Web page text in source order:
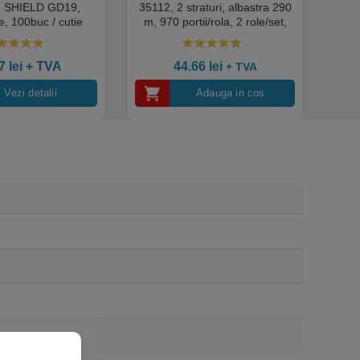
GD19,
100buc / cutie
HoReCa,
industrial,
premium
lei+ TVA
Vezi detalii
35112, 2 straturi, albastra 290
m, 970 portii/rola, 2 role/set,
certificata pentru industria
alimentara, Ecolabel
44.66 lei + TVA
Adauga in cos